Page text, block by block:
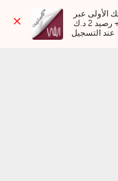
عند التسجيل